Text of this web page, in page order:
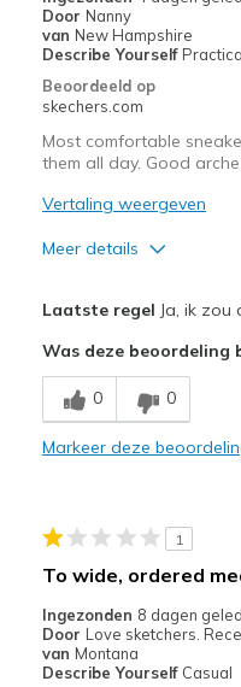
Width
Feels
Sizing
View On Shoes
Door Nanny
van New Hampshire
Describe Yourself
Beoordeeld op
skechers.com
Most comfortable
them all day. Good
Vertaling weergeven
Meer details
Comfortable
Durable
Travel
Width
Sizing
Feels
View On Shoes
I'm
Laatste regel Ja, ik zou
Was deze beoordeling
0 0
Markeer deze
1
To wide, ordered
Ingezonden 8 dagen
Door Love sketchers.
van Montana
Describe Yourself Casual